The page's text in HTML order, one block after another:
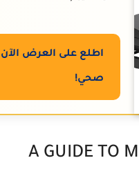
اطلع على العرض
صحي!